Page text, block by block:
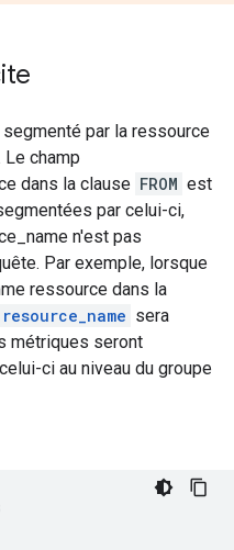
par la ressource
Le champ
dans la clause FROM est
par celui-ci,
n'est pas
Par exemple, lorsque
ressource dans la
sera
métriques seront
ci au niveau du groupe